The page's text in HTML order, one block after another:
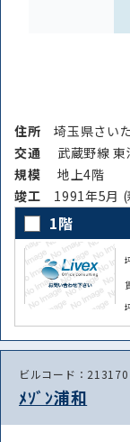
住所埼玉県さ
交通
武蔵野線
規模
地上4階
竣⼯ 1991年5月
1階
ビルコード：213170
ﾒｿﾞﾝ浦和